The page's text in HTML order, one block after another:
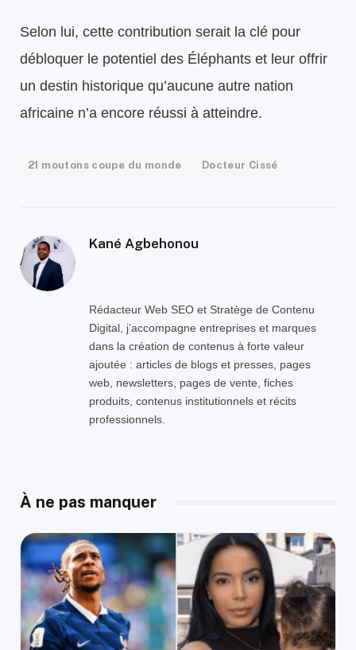
Selon lui, cette contribution serait la clé pour
débloquer le potentiel des Éléphants et leur offrir
un destin historique qu’aucune autre nation
africaine n’a encore réussi à atteindre.
21 moutons coupe du monde Docteur Cissé
Kané Agbehonou
Rédacteur Web SEO et Stratège de Contenu
Digital, j’accompagne entreprises et marques
dans la création de contenus à forte valeur
ajoutée : articles de blogs et presses, pages
web, newsletters, pages de vente, fiches
produits, contenus institutionnels et récits
professionnels.
À ne pas manquer